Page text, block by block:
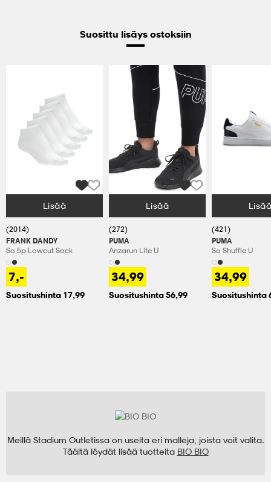
Suosittu lisäys ostoksiin
Valitse Koko
Lisää
(2014)
FRANK DANDY
So 5p Lowcut Sock
7,-
Suositushinta 17,99
Valitse Koko
Lisää
(272)
PUMA
Anzarun Lite U
34,99
Suositushinta 56,99
Valitse Koko
(421)
PUMA
So Shuffle U
34,99
Suositushinta
Meillä Stadium Outletissa on useita eri malleja, joista voit valita.
Täältä löydät lisää tuotteita BIO BIO